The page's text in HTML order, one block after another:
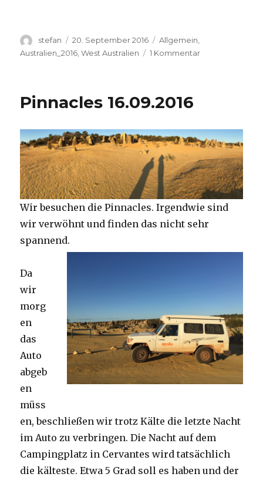
Autor
stefan
Veröffentlicht
am
20. September 2016 Kategorien
Allgemein,
Australien_2016 ,West Australien 1 Kommentarzu
Pinnacles 16.09.2016
Wir besuchen die Pinnacles. Irgendwie sind
wir verwöhnt und finden das nicht sehr
spannend.
Da
wir
morg
en
das
Auto
abgeb
en
müss
en, beschließen wir trotz Kälte die letzte Nacht
im Auto zu verbringen. Die Nacht auf dem
Campingplatz in Cervantes wird tatsächlich
die kälteste. Etwa 5 Grad soll es haben und der